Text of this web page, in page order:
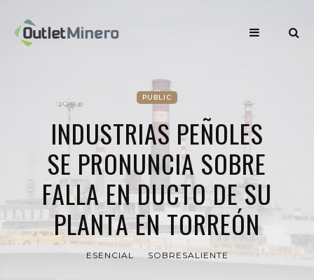
PUBLIC
INDUSTRIAS PEÑOLES
SE PRONUNCIA SOBRE
FALLA EN DUCTO DE SU
PLANTA EN TORREÓN
ESENCIAL SOBRESALIENTE